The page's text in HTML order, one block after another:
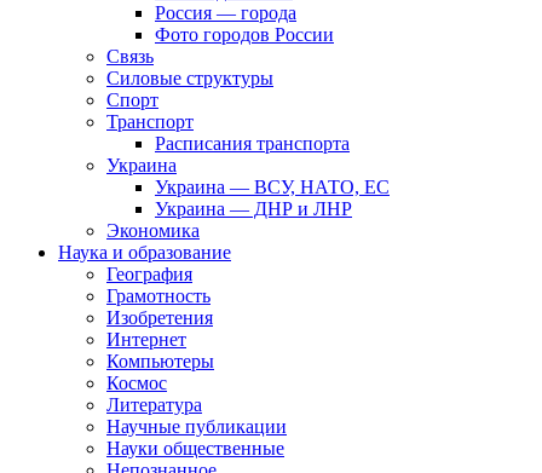
Россия — города
Фото городов России
Связь
Силовые структуры
Спорт
Транспорт
Расписания транспорта
Украина
Украина — ВСУ, НАТО, ЕС
Украина — ДНР и ЛНР
Экономика
Наука и образование
География
Грамотность
Изобретения
Интернет
Компьютеры
Космос
Литература
Научные публикации
Науки общественные